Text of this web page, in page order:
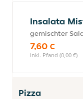
Insalata
gemischter
7,60 €
inkl. Pfand (0,00 €)
Pizza